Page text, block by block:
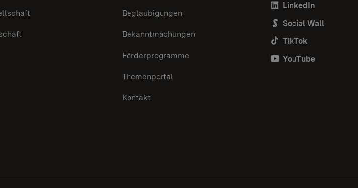
Beglaubigungen
Bekanntmachungen
Förderprogramme
Themenportal
Kontakt
LinkedIn
Social Wall
TikTok
YouTube